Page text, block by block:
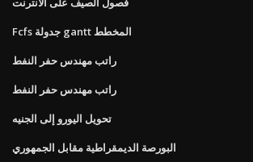
Fcfs جدولة gantt المخطط
راتب مهندس حفر النفط
راتب مهندس حفر النفط
تحويل اليورو إلى الجنيه
البورصة الديمقراطية مقابل الجمهوري